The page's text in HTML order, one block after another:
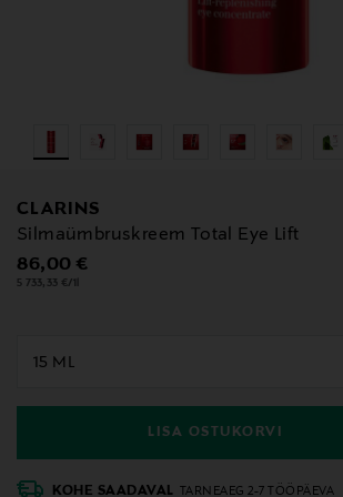
CLARINS
Silmaümbruskreem Total Eye Lift
Original Price
86,00 €
5 733,33 €/1l
LISA OSTUKORVI
KOHE SAADAVAL TARNEAEG 2-7 TÖÖPÄEVA